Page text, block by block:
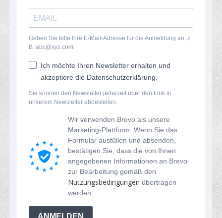
Geben Sie bitte Ihre E-Mail-Adresse für die Anmeldung an, z.
B. abc@xyz.com.
Ich möchte Ihren Newsletter erhalten und
akzeptiere die Datenschutzerklärung.
Sie können den Newsletter jederzeit über den Link in
unserem Newsletter abbestellen.
Wir verwenden Brevo als unsere
Marketing-Plattform. Wenn Sie das
Formular ausfüllen und absenden,
bestätigen Sie, dass die von Ihnen
angegebenen Informationen an Brevo
zur Bearbeitung gemäß den
Nutzungsbedingungen übertragen
werden.
ANMELDEN